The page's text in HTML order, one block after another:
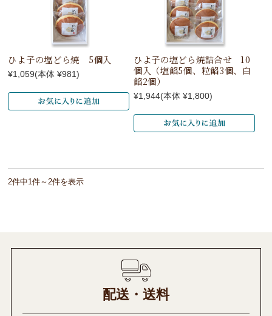
ひよ子の塩どら焼 5個入
¥1,059(本体 ¥981)
ひよ子の塩どら焼詰合せ 10
個入（塩餡5個、粒餡3個、白
餡2個）
¥1,944(本体 ¥1,800)
2件中1件～2件を表示
配送・送料